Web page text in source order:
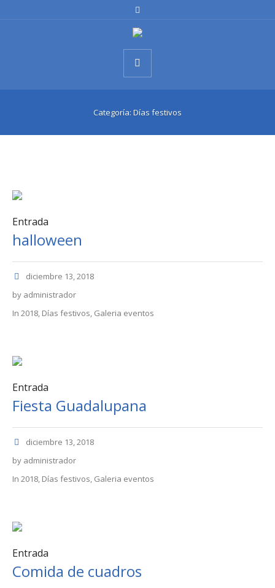
Categoría: Días festivos
Entrada
halloween
diciembre 13, 2018
by administrador
In 2018 Días festivos Galeria eventos
Entrada
Fiesta Guadalupana
diciembre 13, 2018
by administrador
In 2018 Días festivos Galeria eventos
Entrada
Comida de cuadros